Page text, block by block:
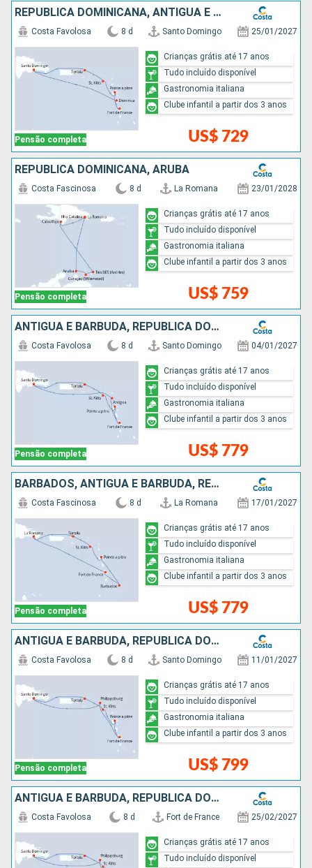
REPUBLICA DOMINICANA, ANTIGUA E BARBUDA
Pensão completa
Costa Favolosa 8 d Santo Domingo 25/01/2027
US$ 729
Crianças grátis até 17 anos
Tudo incluído disponível
Gastronomia italiana
Clube infantil a partir dos 3 anos
REPUBLICA DOMINICANA, ARUBA
Pensão completa
Costa Fascinosa 8 d La Romana 23/01/2028
US$ 759
Crianças grátis até 17 anos
Tudo incluído disponível
Gastronomia italiana
Clube infantil a partir dos 3 anos
ANTIGUA E BARBUDA, REPUBLICA DOMINICANA
Pensão completa
Costa Favolosa 8 d Santo Domingo 04/01/2027
US$ 779
Crianças grátis até 17 anos
Tudo incluído disponível
Gastronomia italiana
Clube infantil a partir dos 3 anos
BARBADOS, ANTIGUA E BARBUDA, REPUBLICA DOMINICANA
Pensão completa
Costa Fascinosa 8 d La Romana 17/01/2027
US$ 779
Crianças grátis até 17 anos
Tudo incluído disponível
Gastronomia italiana
Clube infantil a partir dos 3 anos
ANTIGUA E BARBUDA, REPUBLICA DOMINICANA
Pensão completa
Costa Favolosa 8 d Santo Domingo 11/01/2027
US$ 799
Crianças grátis até 17 anos
Tudo incluído disponível
Gastronomia italiana
Clube infantil a partir dos 3 anos
ANTIGUA E BARBUDA, REPUBLICA DOMINICANA
Costa Favolosa 8 d Fort de France 25/02/2027
Crianças grátis até 17 anos
Tudo incluído disponível